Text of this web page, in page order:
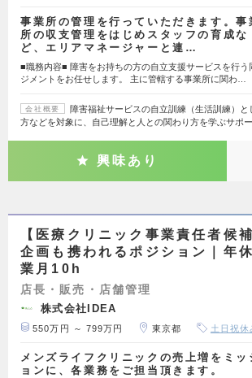
事業所の管理を行っていただきます。事
所の収支管理をはじめスタッフの育成な
ど、エリアマネージャーと連…
■職務内容■ 障害をお持ちの方の自立支援サービスを行う
ジメントをお任せします。 主に管轄する事業所に関わ…
会社概要
障害福祉サービスの自立訓練（生活訓練）と
方などを対象に、自己理解と人との関わり方を学ぶサポ
興味あり
【医療クリニック事業責任者候
企画も携われるポジション｜年
業月10h
店長・販売・店舗管理
株式会社IDEA
550万円 ～ 799万円 東京都 土日祝休
メンズライフクリニックの売上増をミッ
ョンに、各業務をご担当頂きます。